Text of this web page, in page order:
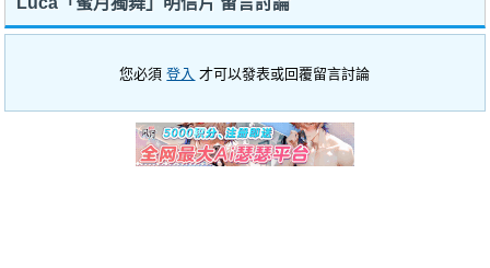
您必須登入 才可以發表或回覆留言討論